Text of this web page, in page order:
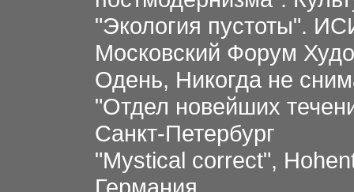
"Экология пустоты".
Московский Форум
Одень, Никогда не
"Отдел новейших
Санкт-Петербург
"Mystical correct",